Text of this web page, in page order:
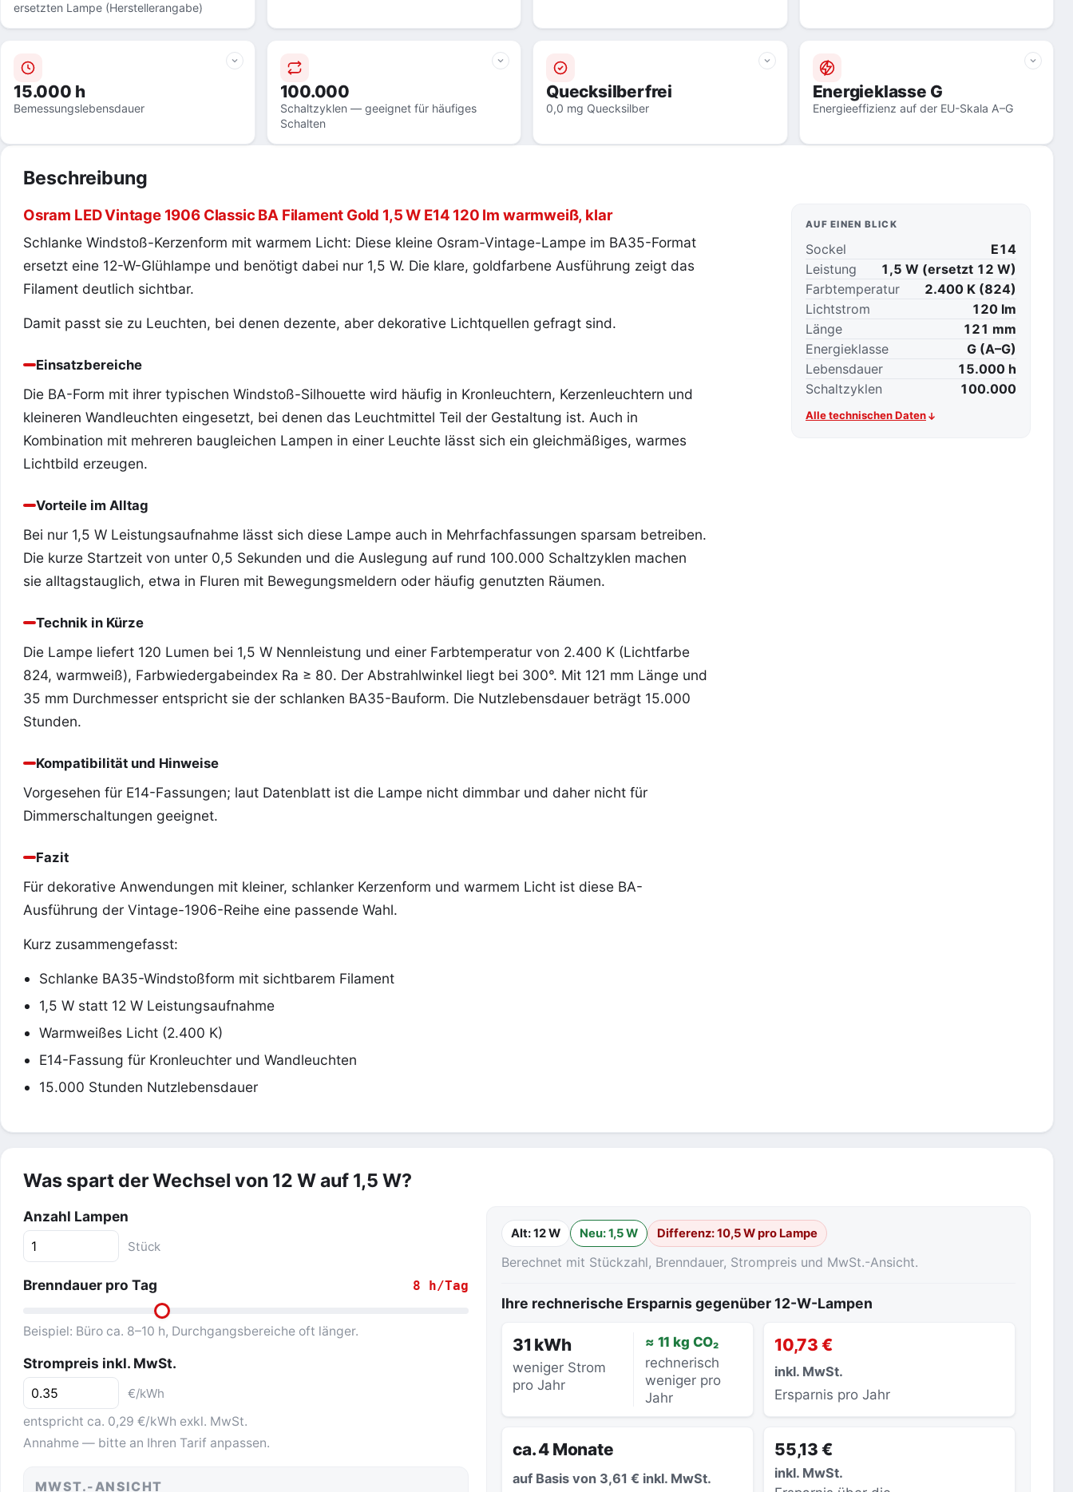
ersetzten Lampe (Herstellerangabe)
15.000 h
Bemessungslebensdauer
100.000
Schaltzyklen — geeignet für häufiges
Schalten
Quecksilberfrei
0,0 mg Quecksilber
Energieklasse G
Energieeffizienz auf der EU-Skala A–G
Beschreibung
Osram LED Vintage 1906 Classic BA Filament Gold 1,5 W E14 120 lm warmweiß, klar
Schlanke Windstoß-Kerzenform mit warmem Licht: Diese kleine Osram-Vintage-Lampe im BA35-Format
ersetzt eine 12-W-Glühlampe und benötigt dabei nur 1,5 W. Die klare, goldfarbene Ausführung zeigt das
Filament deutlich sichtbar.
Damit passt sie zu Leuchten, bei denen dezente, aber dekorative Lichtquellen gefragt sind.
Einsatzbereiche
Die BA-Form mit ihrer typischen Windstoß-Silhouette wird häufig in Kronleuchtern, Kerzenleuchtern und
kleineren Wandleuchten eingesetzt, bei denen das Leuchtmittel Teil der Gestaltung ist. Auch in
Kombination mit mehreren baugleichen Lampen in einer Leuchte lässt sich ein gleichmäßiges, warmes
Lichtbild erzeugen.
Vorteile im Alltag
Bei nur 1,5 W Leistungsaufnahme lässt sich diese Lampe auch in Mehrfachfassungen sparsam betreiben.
Die kurze Startzeit von unter 0,5 Sekunden und die Auslegung auf rund 100.000 Schaltzyklen machen
sie alltagstauglich, etwa in Fluren mit Bewegungsmeldern oder häufig genutzten Räumen.
Technik in Kürze
Die Lampe liefert 120 Lumen bei 1,5 W Nennleistung und einer Farbtemperatur von 2.400 K (Lichtfarbe
824, warmweiß), Farbwiedergabeindex Ra ≥ 80. Der Abstrahlwinkel liegt bei 300°. Mit 121 mm Länge und
35 mm Durchmesser entspricht sie der schlanken BA35-Bauform. Die Nutzlebensdauer beträgt 15.000
Stunden.
Kompatibilität und Hinweise
Vorgesehen für E14-Fassungen; laut Datenblatt ist die Lampe nicht dimmbar und daher nicht für
Dimmerschaltungen geeignet.
Fazit
Für dekorative Anwendungen mit kleiner, schlanker Kerzenform und warmem Licht ist diese BA-
Ausführung der Vintage-1906-Reihe eine passende Wahl.
Kurz zusammengefasst:
Schlanke BA35-Windstoßform mit sichtbarem Filament
1,5 W statt 12 W Leistungsaufnahme
Warmweißes Licht (2.400 K)
E14-Fassung für Kronleuchter und Wandleuchten
15.000 Stunden Nutzlebensdauer
AUF EINEN BLICK
Sockel
E14
Leistung
1,5 W (ersetzt 12 W)
Farbtemperatur
2.400 K (824)
Lichtstrom
120 lm
Länge
121 mm
Energieklasse
G (A–G)
Lebensdauer
15.000 h
Schaltzyklen
100.000
Alle technischen Daten
Was spart der Wechsel von 12 W auf 1,5 W?
Anzahl Lampen
Stück
Brenndauer pro Tag 8 h/Tag
Beispiel: Büro ca. 8–10 h, Durchgangsbereiche oft länger.
Strompreis inkl. MwSt.
€/kWh
entspricht ca. 0,29 €/kWh exkl. MwSt.
Annahme — bitte an Ihren Tarif anpassen.
MWST.-ANSICHT
Alt: 12 W Neu: 1,5 W Differenz: 10,5 W pro Lampe
Berechnet mit Stückzahl, Brenndauer, Strompreis und MwSt.-Ansicht.
Ihre rechnerische Ersparnis gegenüber 12-W-Lampen
31 kWh
weniger Strom
pro Jahr
≈ 11 kg CO₂
rechnerisch
weniger pro
Jahr
10,73 €
inkl. MwSt.
Ersparnis pro Jahr
ca. 4 Monate
auf Basis von 3,61 € inkl. MwSt.
55,13 €
inkl. MwSt.